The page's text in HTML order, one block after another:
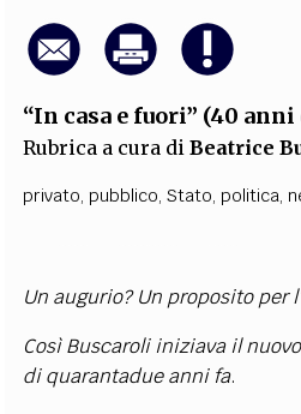
“In casa e fuori” (40 anni
Rubrica a cura diBeatrice
privato, pubblico,Stato, politica,
Un augurio? Un proposito per
Così Buscaroli iniziava il
di quarantadue anni fa.